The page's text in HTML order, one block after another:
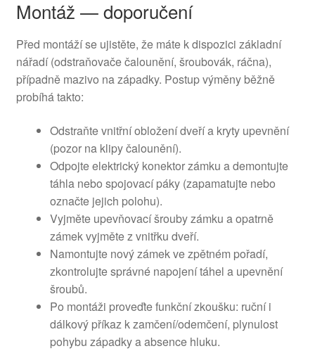
Montáž — doporučení
Před montáží se ujistěte, že máte k dispozici základní
nářadí (odstraňovače čalounění, šroubovák, ráčna),
případně mazivo na západky. Postup výměny běžně
probíhá takto:
Odstraňte vnitřní obložení dveří a kryty upevnění
(pozor na klipy čalounění).
Odpojte elektrický konektor zámku a demontujte
táhla nebo spojovací páky (zapamatujte nebo
označte jejich polohu).
Vyjměte upevňovací šrouby zámku a opatrně
zámek vyjměte z vnitřku dveří.
Namontujte nový zámek ve zpětném pořadí,
zkontrolujte správné napojení táhel a upevnění
šroubů.
Po montáži proveďte funkční zkoušku: ruční i
dálkový příkaz k zamčení/odemčení, plynulost
pohybu západky a absence hluku.